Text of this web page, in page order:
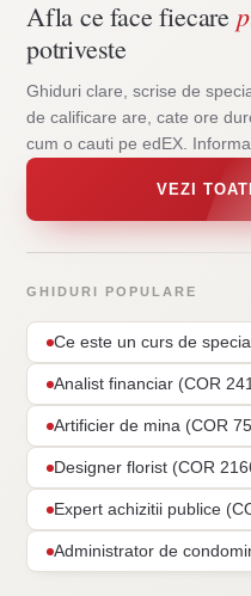
Afla ce face fiecare
potriveste
Ghiduri clare, scrise de
de calificare are, cate ore
cum o cauti pe edEX.
VEZI
GHIDURI POPULARE
Ce este un curs de
Analist financiar (COR
Artificier de mina (COR
Designer florist (COR
Expert achizitii publice
Administrator de